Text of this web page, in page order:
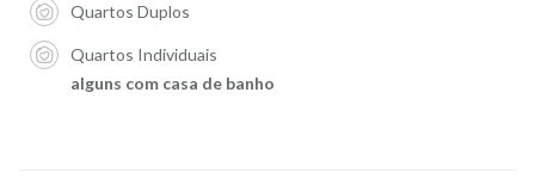
Quartos Duplos
Quartos Individuais
alguns com casa de banho